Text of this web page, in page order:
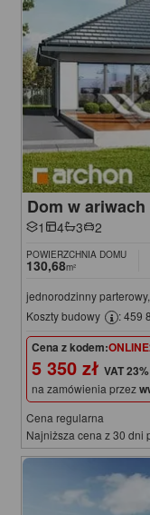
Dom w ariwach
1 4 3 2
POWIERZCHNIA DOMU
130,68m²
jednorodzinny
Koszty budowy
: 459
Cena z kodem:
5 350 zł
na zamówienia przez
Cena regularna
Najniższa cena z 30 dni